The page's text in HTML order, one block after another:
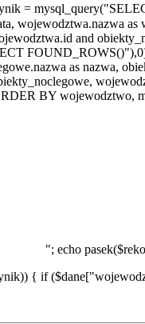
=
wojewodztwa.nazwa
and
as nazwa,
BY wojewodztwo,
"; echo
{ if